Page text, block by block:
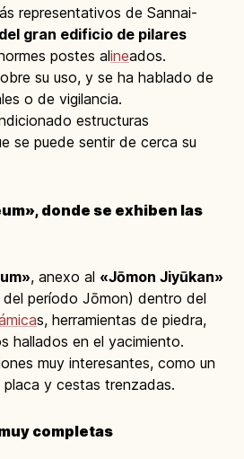
representativos de Sannai-
gran edificio de pilares
postes alineados.
su uso, y se ha hablado de
o de vigilancia.
estructuras
se puede sentir de cerca su
donde se exhiben las
, anexo al «Jōmon Jiyūkan»
período Jōmon) dentro del
s, herramientas de piedra,
hallados en el yacimiento.
muy interesantes, como un
y cestas trenzadas.
completas